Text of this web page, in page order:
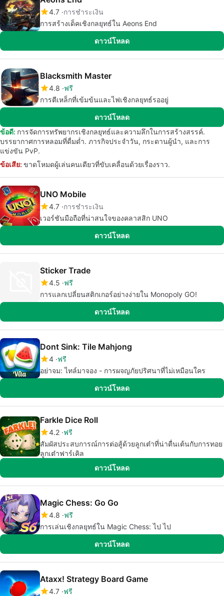
4.7 การชำระเงิน
การสร้างเด็คเชิงกลยุทธ์ใน Aeons End
ดาวน์โหลด
Blacksmith Master
4.8 ฟรี
การตีเหล็กที่เข้มข้นและไฟเชิงกลยุทธ์รออยู่
ดาวน์โหลด
ข้อดี: การจัดการทรัพยากรเชิงกลยุทธ์และความลึกในการสร้างสรรค์.
บรรยากาศการหลอมที่ดื่มด่ำ. ภารกิจประจำวัน, กระดานผู้นำ, และการ
แข่งขัน PvP.
ข้อเสีย: ขาดโหมดผู้เล่นคนเดียวที่ขับเคลื่อนด้วยเรื่องราว.
UNO Mobile
4.7 การชำระเงิน
เวอร์ชันมือถือที่น่าสนใจของคลาสสิก UNO
ดาวน์โหลด
Sticker Trade
4.5 ฟรี
การแลกเปลี่ยนสติกเกอร์อย่างง่ายใน Monopoly GO!
ดาวน์โหลด
Dont Sink: Tile Mahjong
4 ฟรี
อย่าจม: ไทล์มาจอง - การผจญภัยปริศนาที่ไม่เหมือนใคร
ดาวน์โหลด
Farkle Dice Roll
4.2 ฟรี
สัมผัสประสบการณ์การต่อสู้ด้วยลูกเต๋าที่น่าตื่นเต้นกับการทอย
ลูกเต๋าฟาร์เคิล
ดาวน์โหลด
Magic Chess: Go Go
4.8 ฟรี
การเล่นเชิงกลยุทธ์ใน Magic Chess: ไป ไป
ดาวน์โหลด
Ataxx! Strategy Board Game
4.7 ฟรี